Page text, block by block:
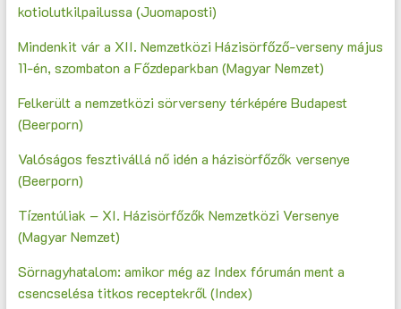
kotiolutkilpailussa (Juomaposti)
Mindenkit vár a XII. Nemzetközi Házisörfőző-verseny május
11-én, szombaton a Főzdeparkban (Magyar Nemzet)
Felkerült a nemzetközi sörverseny térképére Budapest
(Beerporn)
Valóságos fesztivállá nő idén a házisörfőzők versenye
(Beerporn)
Tízentúliak – XI. Házisörfőzők Nemzetközi Versenye
(Magyar Nemzet)
Sörnagyhatalom: amikor még az Index fórumán ment a
csencselésa titkos receptekről (Index)